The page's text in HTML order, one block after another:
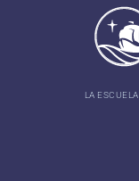
LA